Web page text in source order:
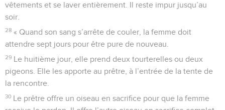
vêtements et se laver entièrement. Il reste impur jusqu’au
soir.
28 « Quand son sang s’arrête de couler, la femme doit
attendre sept jours pour être pure de nouveau.
29 Le huitième jour, elle prend deux tourterelles ou deux
pigeons. Elle les apporte au prêtre, à l’entrée de la tente de
la rencontre.
30 Le prêtre offre un oiseau en sacrifice pour que la femme